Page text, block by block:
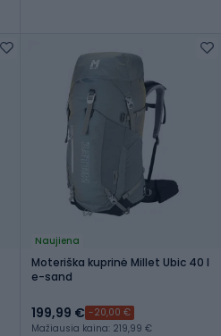
Naujiena
Moteriška kuprinė Millet Ubic 40 l
e-sand
199,99 € -20,00 €
Mažiausia kaina: 219,99 €